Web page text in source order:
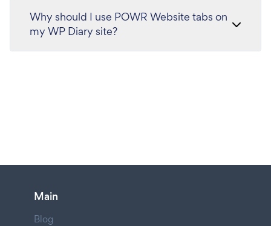
Why should I use POWR Website tabs on
my WP Diary site?
Main
Blog